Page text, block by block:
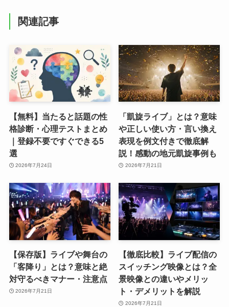
関連記事
【無料】当たると話題の性
格診断・心理テストまとめ
｜登録不要ですぐできる5
選
2026年7月24日
「凱旋ライブ」とは？意味
や正しい使い方・言い換え
表現を例文付きで徹底解
説！感動の地元凱旋事例も
2026年7月21日
【保存版】ライブや舞台の
「客降り」とは？意味と絶
対守るべきマナー・注意点
2026年7月21日
【徹底比較】ライブ配信の
スイッチング映像とは？全
景映像との違いやメリッ
ト・デメリットを解説
2026年7月21日